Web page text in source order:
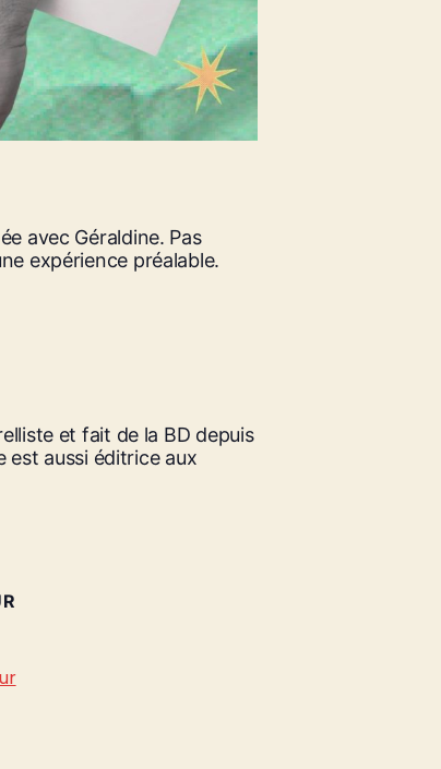
avec Géraldine. Pas
expérience préalable.
et fait de la BD depuis
est aussi éditrice aux